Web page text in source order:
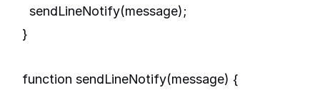
  sendLineNotify(message);
}
function sendLineNotify(message) {